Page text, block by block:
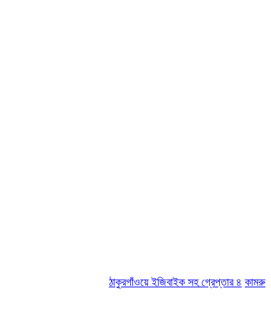
ঠাকুরগাঁওয়ে ইজিবাইক সহ গ্রেপ্তার ৪ কামরুল-জসিম